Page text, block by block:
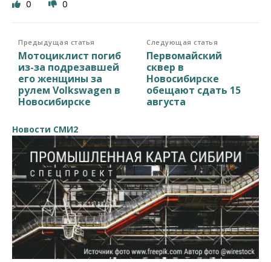
0 0
Предыдущая статья
Мотоциклист погиб
из-за подрезавшей
его женщины за
рулем Volkswagen в
Новосибирске
Следующая статья
Первомайский
сквер в
Новосибирске
обещают сдать 15
августа
Новости СМИ2